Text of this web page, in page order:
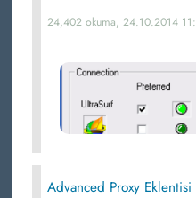
24,402 okuma, 24.10.2014
Advanced Proxy Eklentisi